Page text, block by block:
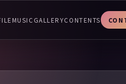
MUSIC GALLERYCONTENTS